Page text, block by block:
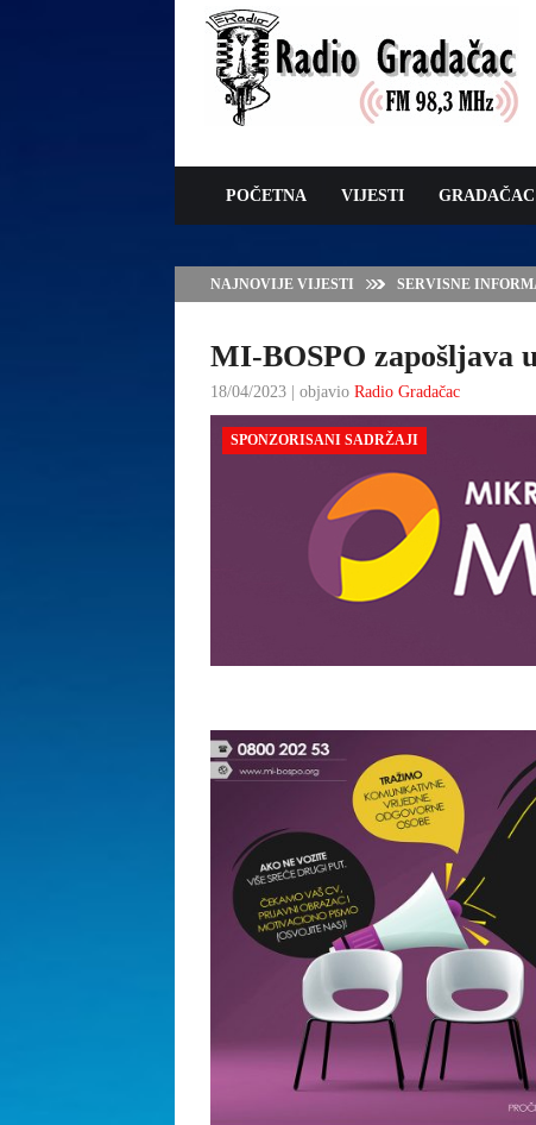
POČETNA VIJESTI GRADAČAC
NAJNOVIJE VIJESTI
VLADA TK –
GRADAČCA
MI-BOSPO zapošljava
18/04/2023 | objavio Radio Gradačac
SPONZORISANI SADRŽAJI